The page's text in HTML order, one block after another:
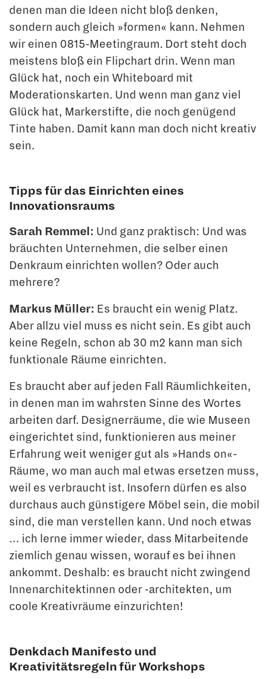
denen man die Ideen nicht bloß denken,
sondern auch gleich »for­men« kann. Nehmen
wir einen 0815-Meetingraum. Dort steht doch
meistens bloß ein Flipchart drin. Wenn man
Glück hat, noch ein Whiteboard mit
Moderationskarten. Und wenn man ganz viel
Glück hat, Markerstifte, die noch genügend
Tinte haben. Damit kann man doch nicht kreativ
sein.
Tipps für das Einrichten eines
Innovationsraums
Sarah Remmel: Und ganz praktisch: Und was
bräuchten Unternehmen, die selber einen
Denkraum einrichten wollen? Oder auch
mehrere?
Markus Müller: Es braucht ein wenig Platz.
Aber allzu viel muss es nicht sein. Es gibt auch
keine Regeln, schon ab 30 m2 kann man sich
funktionale Räume einrichten.
Es braucht aber auf jeden Fall Räumlichkeiten,
in denen man im wahrsten Sinne des Wortes
arbeiten darf. Designerräume, die wie Museen
eingerichtet sind, funktionie­ren aus meiner
Erfahrung weit weniger gut als »Hands on«-
Räume, wo man auch mal etwas ersetzen muss,
weil es verbraucht ist. Insofern dürfen es also
durchaus auch günstigere Möbel sein, die mobil
sind, die man verstellen kann. Und noch etwas
… ich lerne immer wieder, dass Mitarbeitende
ziemlich genau wissen, worauf es bei ihnen
ankommt. Deshalb: es braucht nicht zwingend
Innenarchitektinnen oder -architek­ten, um
coole Kreativräume einzurichten!
Denkdach Manifesto und
Kreativitätsregeln für Workshops